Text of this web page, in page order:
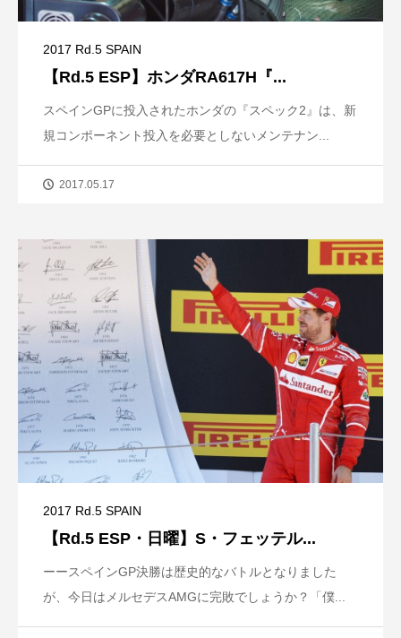
2017 Rd.5 SPAIN
【Rd.5 ESP】ホンダRA617H『...
スペインGPに投入されたホンダの『スペック2』は、新
規コンポーネント投入を必要としないメンテナン...
2017.05.17
2017 Rd.5 SPAIN
【Rd.5 ESP・日曜】S・フェッテル...
ーースペインGP決勝は歴史的なバトルとなりました
が、今日はメルセデスAMGに完敗でしょうか？「僕...